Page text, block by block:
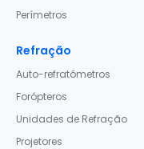
Perímetros
Refração
Auto-refratómetros
Forópteros
Unidades de Refração
Projetores